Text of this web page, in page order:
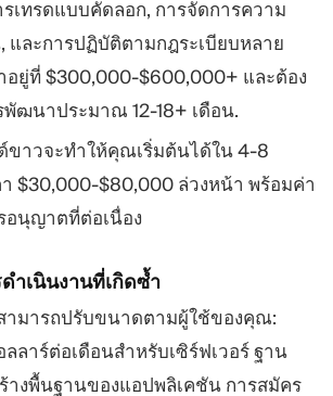
รเทรดแบบคัดลอก, การจัดการความ
และการปฏิบัติตามกฎระเบียบหลาย
อยู่ที่ $300,000-$600,000+ และต้อง
พัฒนาประมาณ 12-18+ เดือน.
าวจะทำให้คุณเริ่มต้นได้ใน 4-8
$30,000-$80,000 ล่วงหน้า พร้อมค่า
อนุญาตที่ต่อเนื่อง
ำเนินงานที่เกิดซ้ำ
ามารถปรับขนาดตามผู้ใช้ของคุณ:
ลาร์ต่อเดือนสำหรับเซิร์ฟเวอร์ ฐาน
างพื้นฐานของแอปพลิเคชัน การสมัคร